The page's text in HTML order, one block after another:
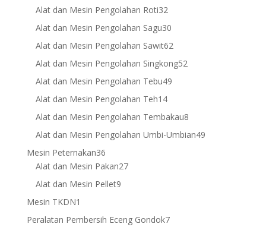
Alat dan Mesin Pengolahan Roti3232
products
Alat dan Mesin Pengolahan Sagu3030
products
Alat dan Mesin Pengolahan Sawit6262
products
Alat dan Mesin Pengolahan Singkong5252
Alat dan Mesin Pengolahan Tebu4949
Alat dan Mesin Pengolahan Teh1414
products
Alat dan Mesin Pengolahan Tembakau88
products
Alat dan Mesin Pengolahan Umbi-Umbian4949
Mesin Peternakan3636
products
Alat dan Mesin Pakan2727
Alat dan Mesin Pellet99
Mesin TKDN1
product
Peralatan Pembersih Eceng Gondok77